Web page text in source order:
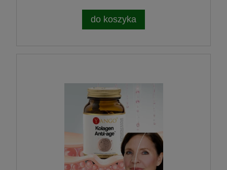
do koszyka